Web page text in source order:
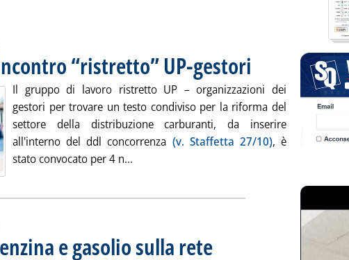
“ristretto” UP-gestori . Pubblicata venerdì 29
Il gruppo di lavoro ristretto UP – organizzazioni dei
gestori per trovare un testo condiviso per la riforma del
settore della distribuzione carburanti, da inserire
all'interno del ddl concorrenza (v. Staffetta 27/10), è
stato convocato per 4 n... Leggi tutta la notizia: 'Il 4 novembre
e gasolio sulla rete